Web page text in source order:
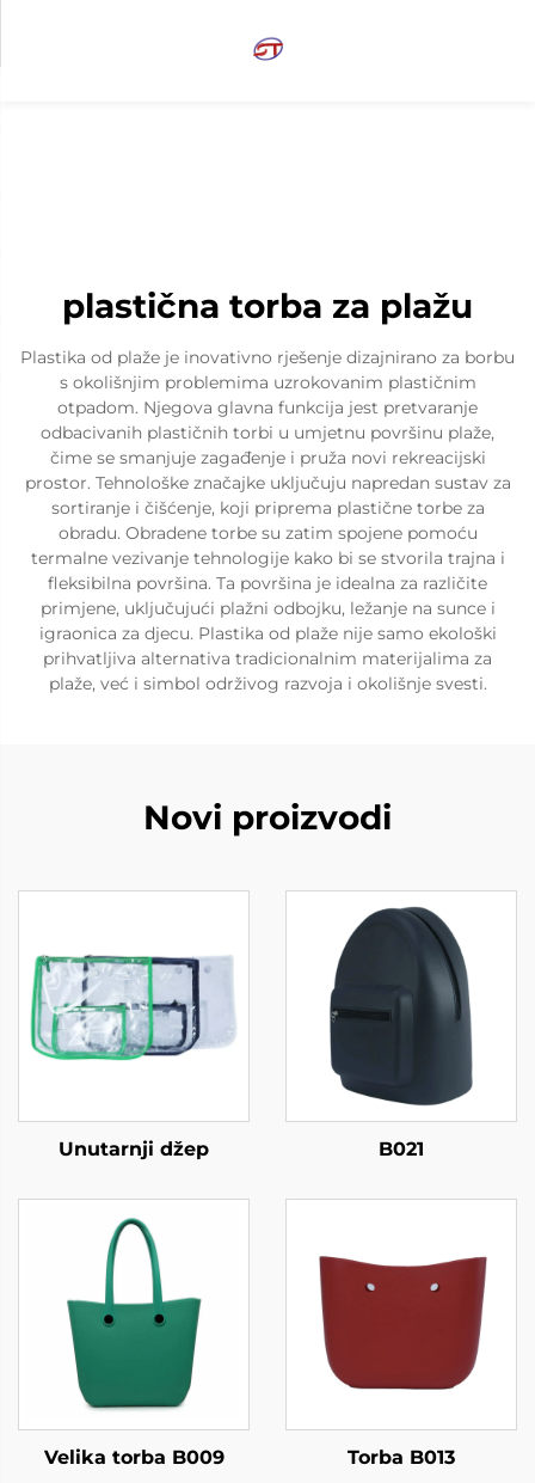
plastična torba za plažu
Plastika od plaže je inovativno rješenje dizajnirano za borbu
s okolišnjim problemima uzrokovanim plastičnim
otpadom. Njegova glavna funkcija jest pretvaranje
odbacivanih plastičnih torbi u umjetnu površinu plaže,
čime se smanjuje zagađenje i pruža novi rekreacijski
prostor. Tehnološke značajke uključuju napredan sustav za
sortiranje i čišćenje, koji priprema plastične torbe za
obradu. Obradene torbe su zatim spojene pomoću
termalne vezivanje tehnologije kako bi se stvorila trajna i
fleksibilna površina. Ta površina je idealna za različite
primjene, uključujući plažni odbojku, ležanje na sunce i
igraonica za djecu. Plastika od plaže nije samo ekološki
prihvatljiva alternativa tradicionalnim materijalima za
plaže, već i simbol održivog razvoja i okolišnje svesti.
Novi proizvodi
Unutarnji džep B021
Velika torba B009 Torba B013